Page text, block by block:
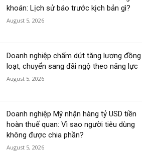
khoán: Lịch sử báo trước kịch bản gì?
August 5, 2026
Doanh nghiệp chấm dứt tăng lương đồng
loạt, chuyển sang đãi ngộ theo năng lực
August 5, 2026
Doanh nghiệp Mỹ nhận hàng tỷ USD tiền
hoàn thuế quan: Vì sao người tiêu dùng
không được chia phần?
August 5, 2026